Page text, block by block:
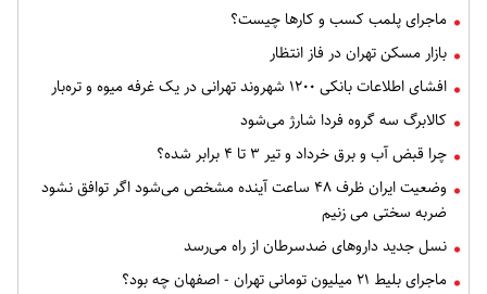
ماجرای پلمب کسب و کارها چیست؟
بازار مسکن تهران در فاز انتظار
افشای اطلاعات بانکی ۱۲۰۰ شهروند تهرانی در یک غرفه میوه و تره‌بار
کالابرگ سه گروه فردا شارژ می‌شود
چرا قبض آب و برق خرداد و تیر ۳ تا ۴ برابر شده؟
وضعیت ایران ظرف ۴۸ ساعت آینده مشخص می‌شود اگر توافق نشود
ضربه سختی می زنیم
نسل جدید داروهای ضدسرطان از راه می‌رسد
ماجرای بلیط ۲۱ میلیون تومانی تهران - اصفهان چه بود؟